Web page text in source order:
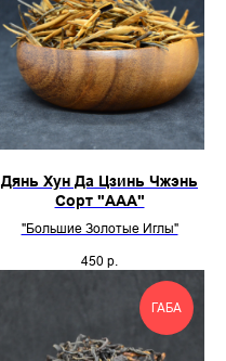
Дянь Хун Да Цзинь Чжэнь
Сорт "ААА"
"Большие Золотые Иглы"
450 р.
ГАБА